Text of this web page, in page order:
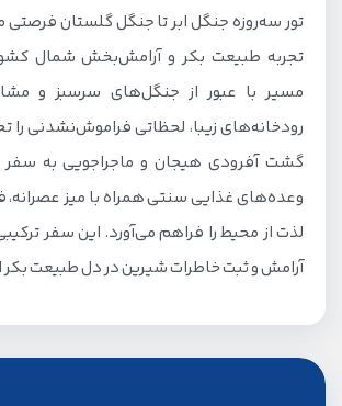
تور سه‌روزه جنگل ابر تا جنگل گلستان فرصتی
تجربه طبیعت بکر و آرامش‌بخش شمال
مسیر با عبور از جنگل‌های سرسبز و
رودخانه‌های زیبا، لحظاتی فراموش‌نشدنی را
گشت آفرودی هیجان و ماجراجویی به
وعده‌های غذایی سنتی همراه با میز
لذت از محیط را فراهم می‌آورد. این سفر
آرامش و ثبت خاطرات شیرین در دل طبیعت